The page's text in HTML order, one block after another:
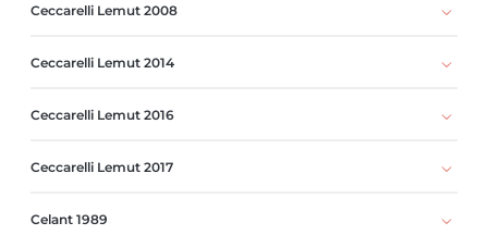
Ceccarelli Lemut 2008
Ceccarelli Lemut 2014
Ceccarelli Lemut 2016
Ceccarelli Lemut 2017
Celant 1989